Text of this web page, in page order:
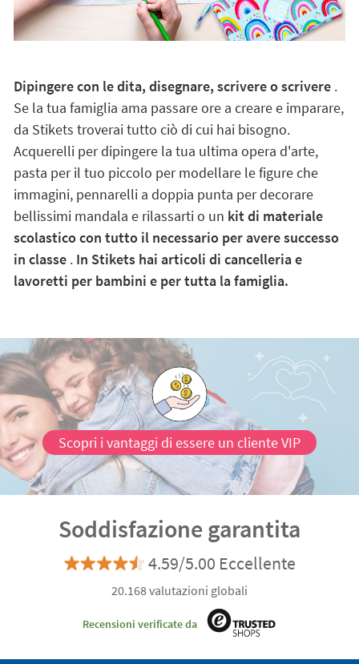
Dipingere con le dita, disegnare, scrivere o scrivere.
Se la tua famiglia ama passare ore a creare e imparare,
da Stikets troverai tutto ciò di cui hai bisogno.
Acquerelli per dipingere la tua ultima opera d'arte,
pasta per il tuo piccolo per modellare le figure che
immagini, pennarelli a doppia punta per decorare
bellissimi mandala e rilassarti o un kit di materiale
scolastico con tutto il necessario per avere successo
in classe. In Stikets hai articoli di cancelleria e
lavoretti per bambini e per tutta la famiglia.
Scopri i vantaggi di essere un cliente VIP
Soddisfazione garantita
4.59/5.00 Eccellente
20.168 valutazioni globali
Recensioni verificate da